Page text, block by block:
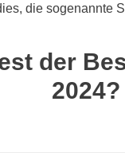
die sogenannte
der
2024?